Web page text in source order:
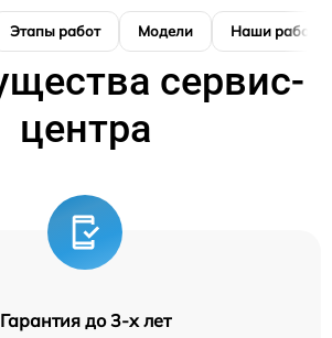
Этапы работ Модели Наши работы
сервис-
центра
Гарантия до 3-х лет